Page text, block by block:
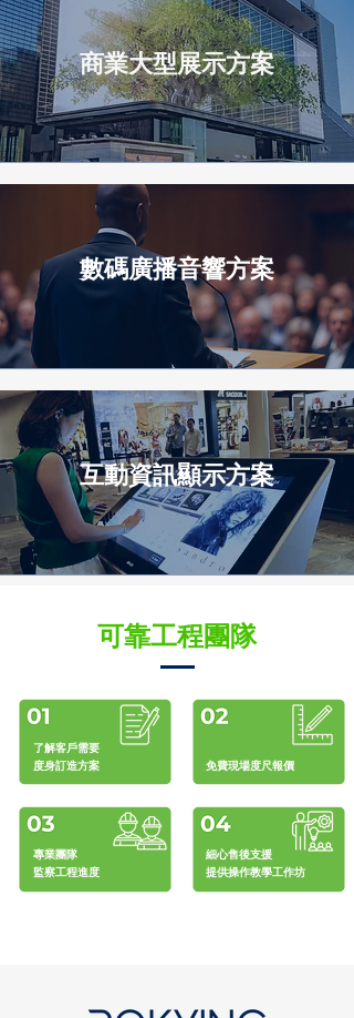
商業大型展示方案
數碼廣播音響方案
互動資訊顯示方案
可靠工程團隊
了解客戶需要
度身訂造方案
專業團隊
​監察工程進度
免費現場度尺報價
細心售後支援
​提供操作教學工作坊